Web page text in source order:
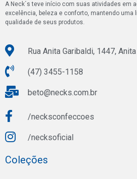
A Neck´s teve início com suas atividades em
excelência, beleza e conforto, mantendo uma
qualidade de seus produtos.
Rua Anita Garibaldi, 1447,
(47) 3455-1158
beto@necks.com.br
/necksconfeccoes
/necksoficial
Coleções